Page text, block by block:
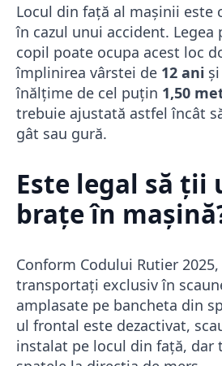
Locul din față al mașinii este
în cazul unui accident. Legea
copil poate ocupa acest loc
împlinirea vârstei de 12 ani
înălțime de cel puțin 1,50
trebuie ajustată astfel încât
gât sau gură.
Este legal să ții
brațe în
Conform Codului Rutier
transportați exclusiv în
amplasate pe bancheta din
ul frontal este dezactivat,
instalat pe locul din față, dar